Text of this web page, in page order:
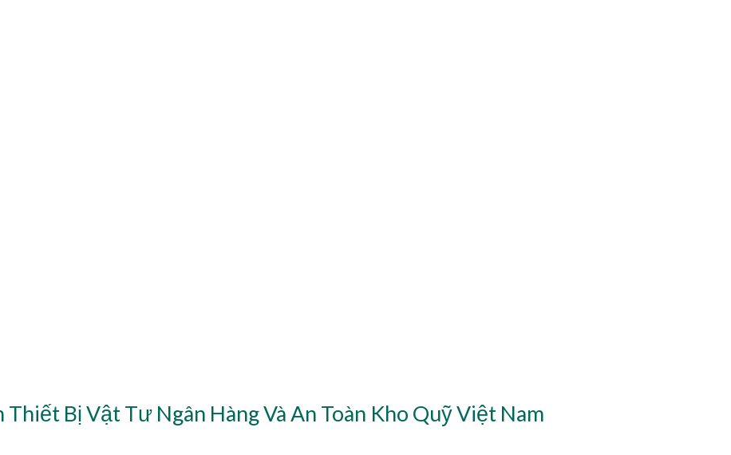
Thiết Bị Vật Tư Ngân Hàng Và An Toàn Kho Quỹ Việt Nam